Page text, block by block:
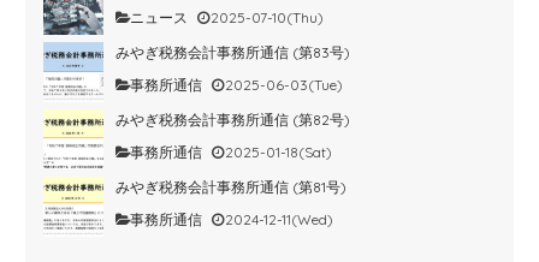
ニュース
2025-07-10(Thu)
みやぎ税務会計事務所通信 (第83号)
事務所通信
2025-06-03(Tue)
みやぎ税務会計事務所通信 (第82号)
事務所通信
2025-01-18(Sat)
みやぎ税務会計事務所通信 (第81号)
事務所通信
2024-12-11(Wed)